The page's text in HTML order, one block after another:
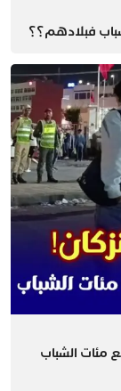
فبلادهم؟؟
مئات الشباب